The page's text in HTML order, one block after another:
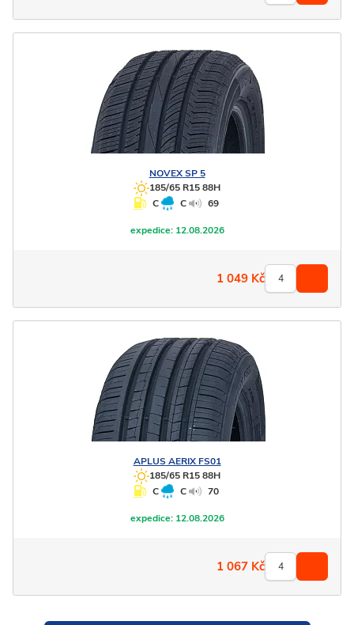
NOVEXSP 5
185/65 R15 88H
C
C 69
expedice:12.08.2026
1 049 Kč
APLUSAERIX FS01
185/65 R15 88H
C
C 70
expedice:12.08.2026
1 067 Kč